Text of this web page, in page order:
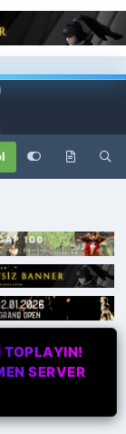
TOPLAYIN!
SERVER